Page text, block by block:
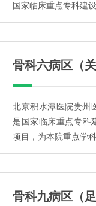
国家临床重点专科建
骨科六病区（关
北京积水潭医院贵州
是国家临床重点专科
项目，为本院重点学
骨科九病区（足